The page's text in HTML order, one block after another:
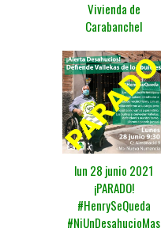
Vivienda de
Carabanchel
lun 28 junio 2021
¡PARADO!
#HenrySeQueda
#NiUnDesahucioMas